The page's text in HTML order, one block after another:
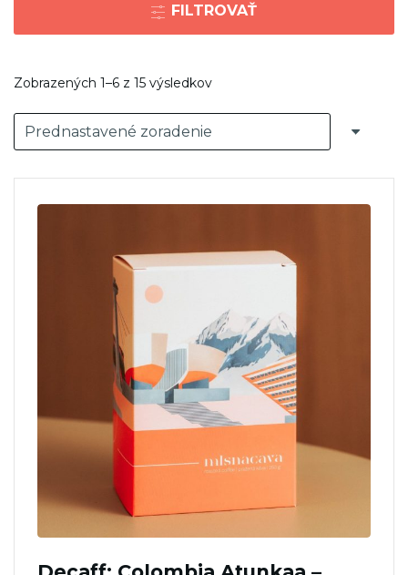
FILTROVAŤ
Zobrazených 1–6 z 15 výsledkov